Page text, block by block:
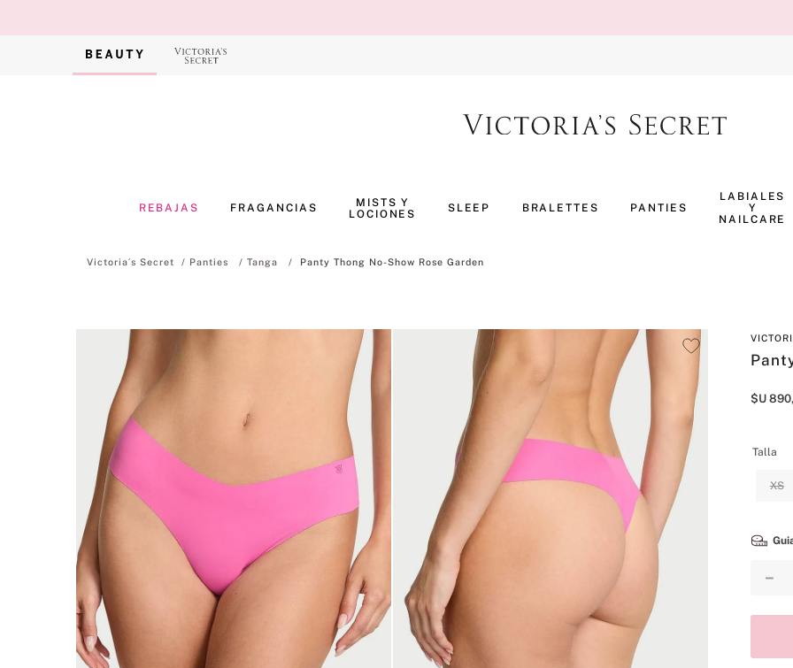
REBAJAS FRAGANCIAS
MISTS Y
LOCIONES
SLEEP BRALETTES PANTIES
LABIALES
Y
NAILCARE
Panties Tanga Panty Thong No-Show Rose Garden
$U 890,
Talla
XS
－
bombshell
splash
9.
body
bare vanilla